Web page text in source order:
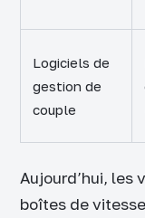
Logiciels de
gestion de
couple
Aujourd’hui, les
boîtes de